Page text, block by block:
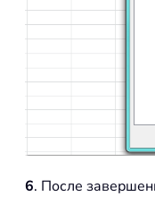
6. После